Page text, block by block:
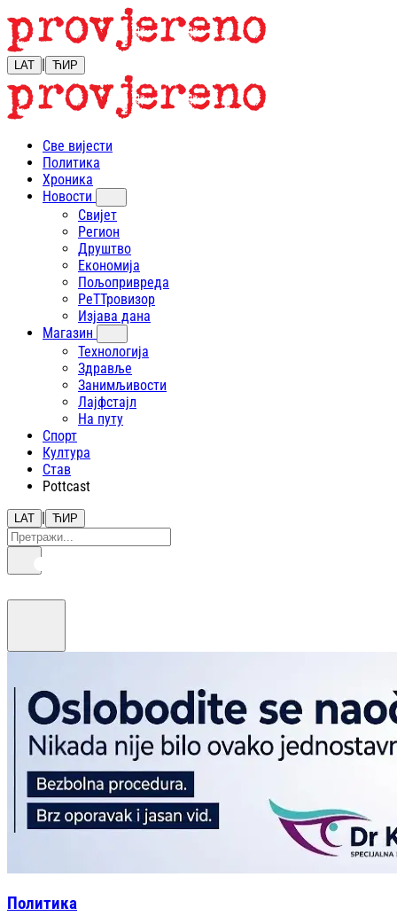
LAT | ЋИР
Све вијести
Политика
Хроника
Новости
Свијет
Регион
Друштво
Економија
Пољопривреда
РеТТровизор
Изјава дана
Магазин
Технологија
Здравље
Занимљивости
Лајфстajл
На путу
Спорт
Култура
Став
Pottcast
LAT | ЋИР
Политика